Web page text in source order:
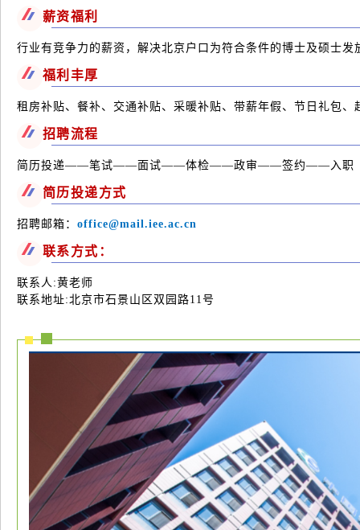
薪资福利
行业有竞争力的薪资，解决北京户口为符合条件的博士及硕士发
福利丰厚
租房补贴、餐补、交通补贴、采暖补贴、带薪年假、节日礼包
招聘流程
简历投递——笔试——面试——体检——政审——签约——入职
简历投递方式
招聘邮箱： office@mail.iee.ac.cn
联系方式：
联系人:黄老师
联系地址:北京市石景山区双园路11号